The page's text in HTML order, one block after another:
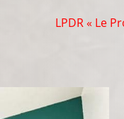
LPDR « Le